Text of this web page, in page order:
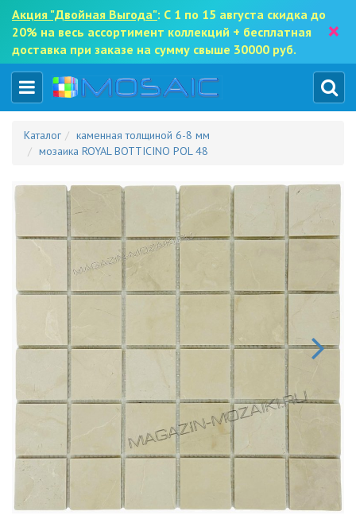
Акция "Двойная Выгода": С 1 по 15 августа скидка до
20% на весь ассортимент коллекций + бесплатная
доставка при заказе на сумму свыше 30000 руб.
×
Каталог
каменная толщиной 6-8 мм
мозаика ROYAL BOTTICINO POL 48